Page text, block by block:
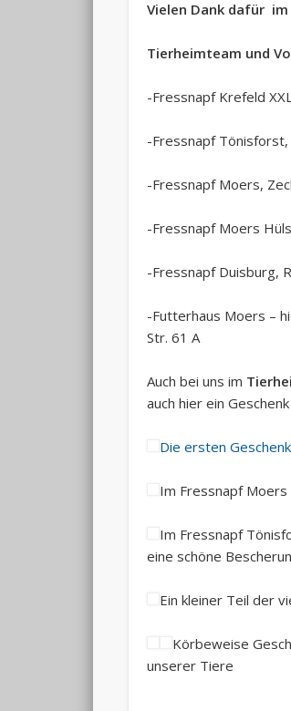
Vielen Dank dafür
Tierheimteam und
-Fressnapf Krefeld
-Fressnapf
-Fressnapf Moers,
-Fressnapf Moers
-Fressnapf Duisburg,
-Futterhaus Moers –
Str. 61 A
Auch bei uns im
auch hier ein
Die ersten
Im Fressnapf Moers
Im Fressnapf
eine schöne
Ein kleiner Teil der
Körbeweise
unserer Tiere